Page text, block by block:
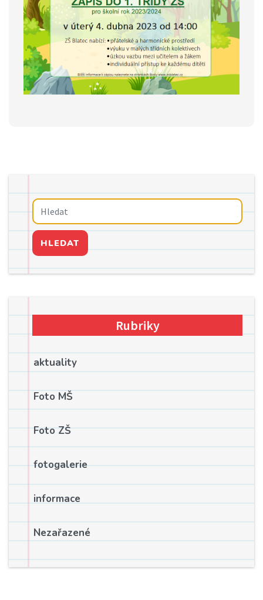
HLEDAT
Rubriky
aktuality
Foto MŠ
Foto ZŠ
fotogalerie
informace
Nezařazené